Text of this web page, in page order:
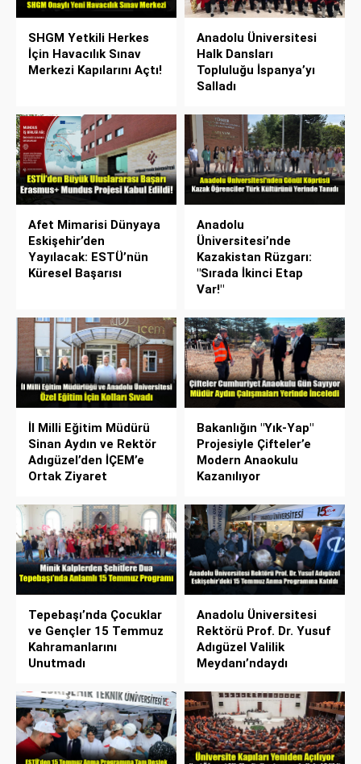
SHGM Yetkili Herkes
İçin Havacılık Sınav
Merkezi Kapılarını Açtı!
Anadolu Üniversitesi
Halk Dansları
Topluluğu İspanya’yı
Salladı
Afet Mimarisi Dünyaya
Eskişehir’den
Yayılacak: ESTÜ’nün
Küresel Başarısı
Anadolu
Üniversitesi’nde
Kazakistan Rüzgarı:
"Sırada İkinci Etap
Var!"
İl Milli Eğitim Müdürü
Sinan Aydın ve Rektör
Adıgüzel’den İÇEM’e
Ortak Ziyaret
Bakanlığın "Yık-Yap"
Projesiyle Çifteler’e
Modern Anaokulu
Kazanılıyor
Tepebaşı’nda Çocuklar
ve Gençler 15 Temmuz
Kahramanlarını
Unutmadı
Anadolu Üniversitesi
Rektörü Prof. Dr. Yusuf
Adıgüzel Valilik
Meydanı’ndaydı